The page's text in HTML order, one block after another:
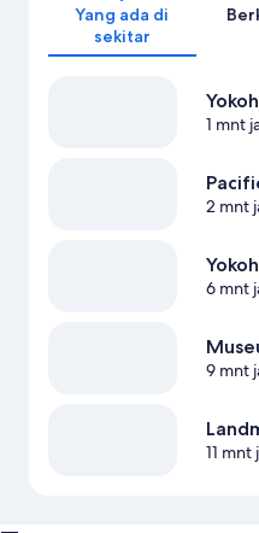
Yang ada di
sekitar
1 mnt
2 mnt
6 mnt
9 mnt
11 mnt